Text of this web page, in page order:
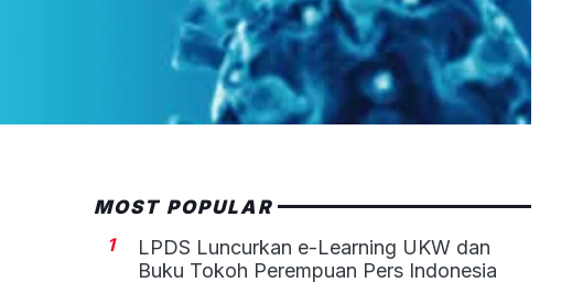
MOST POPULAR
1
LPDS Luncurkan e-Learning UKW dan
Buku Tokoh Perempuan Pers Indonesia